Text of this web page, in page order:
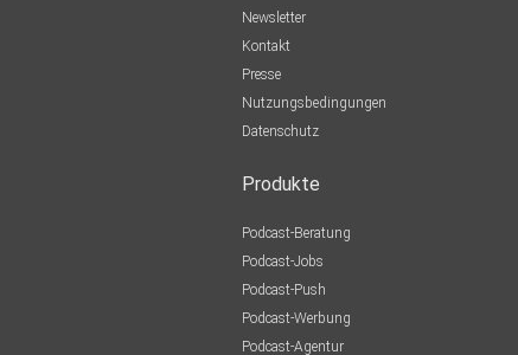
Newsletter
Kontakt
Presse
Nutzungsbedingungen
Datenschutz
Produkte
Podcast-Beratung
Podcast-Jobs
Podcast-Push
Podcast-Werbung
Podcast-Agentur